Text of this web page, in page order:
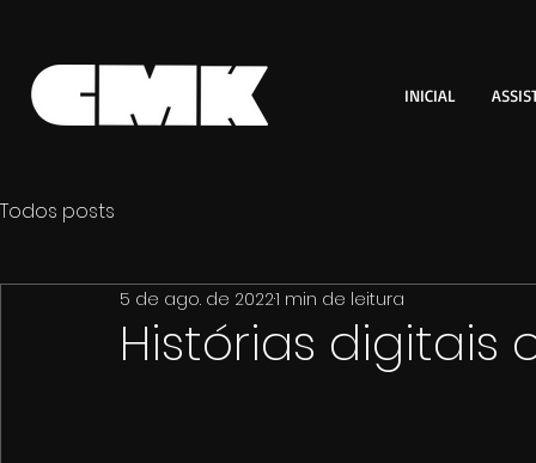
INICIAL
Todos posts
Histórias digitais
5 de ago. de 20221 min de leitura